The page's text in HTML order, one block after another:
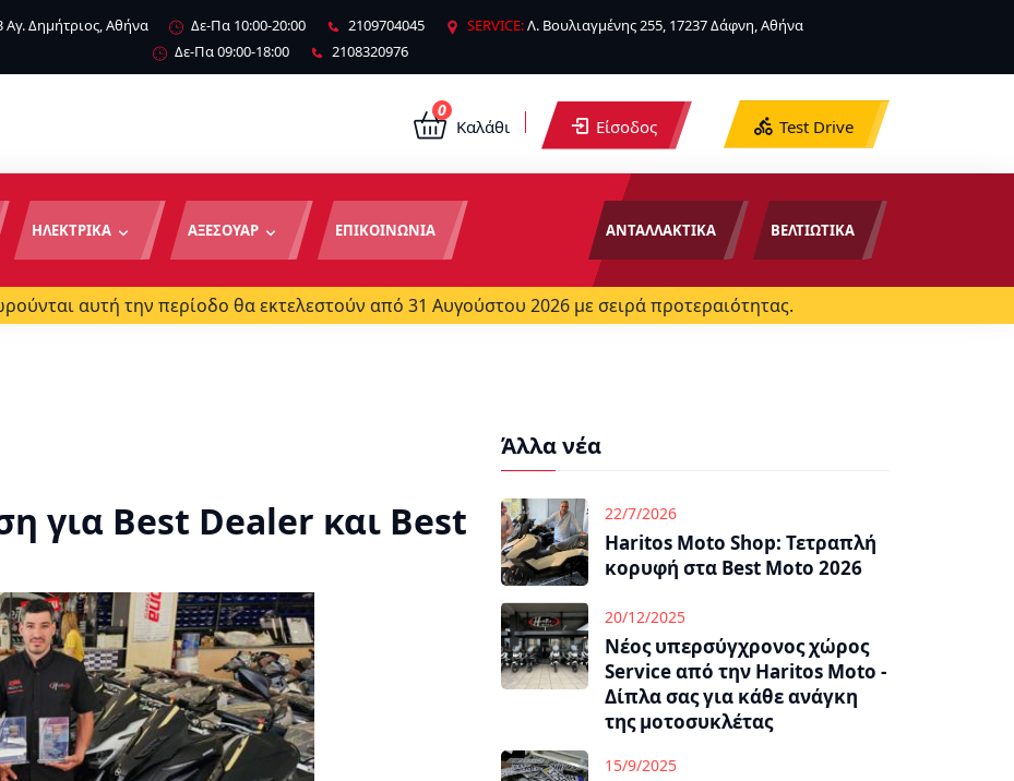
Αγ. Δημήτριος, Αθήνα Δε-Πα 10:00-20:00 2109704045 SERVICE:Λ. Βουλιαγμένης 255, 17237 Δάφνη, Αθήνα
Δε-Πα 09:00-18:00
2108320976
0
Καλάθι Είσοδος Test Drive
ΗΛΕΚΤΡΙΚΑ ΑΝΤΑΛΛΑΚΤΙΚΑ ΒΕΛΤΙΩΤΙΚΑ
ΑΞΕΣΟΥΑΡ ΕΠΙΚΟΙΝΩΝΙΑ
αυτή την περίοδο θα εκτελεστούν από 31 Αυγούστου 2026 με σειρά προτεραιότητας.
για Best Dealer και Best
Άλλα νέα
22/7/2026
Haritos Moto Shop: Τετραπλή
κορυφή στα Best Moto 2026
20/12/2025
Νέος υπερσύγχρονος χώρος
Service από την Haritos Moto -
Δίπλα σας για κάθε ανάγκη
της μοτοσυκλέτας
15/9/2025